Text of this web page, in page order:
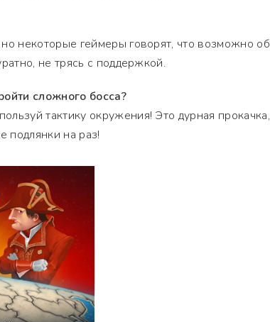
некоторые геймеры говорят, что возможно
не трясь с поддержкой.
сложного босса?
тактику окружения! Это дурная
подлянки на раз!